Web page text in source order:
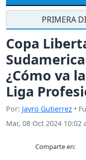
PRIMERA
Copa
¿Cómo va
Liga
Por: Jayro Gutierrez •
Mar, 08 Oct 2024 10:02
Comparte en: